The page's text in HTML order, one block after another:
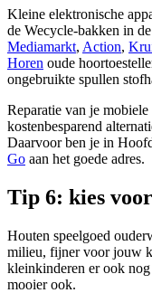
Kleine elektronische
de Wecycle-bakken in
Mediamarkt, Action,
Horen oude
ongebruikte spullen
Reparatie van je
kostenbesparend
Daarvoor ben je in
Go aan het goede adres.
Tip 6: kies
Houten speelgoed
milieu, fijner voor jouw
kleinkinderen er ook
mooier ook.